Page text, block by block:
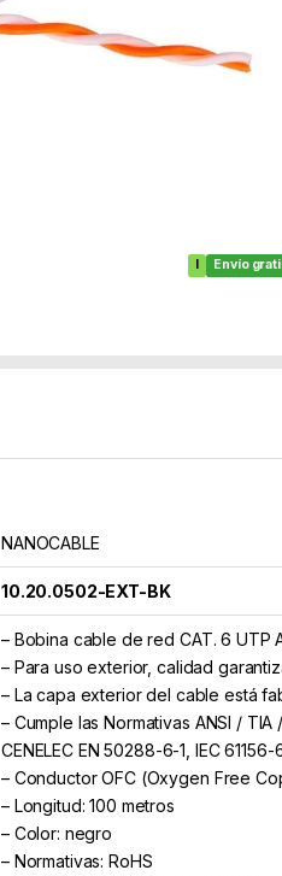
Envío
NANOCABLE
10.20.0502-EXT-BK
– Bobina cable de red CAT. 6 UTP
– Para uso exterior, calidad
– La capa exterior del cable está
– Cumple las Normativas ANSI / TIA /
CENELEC EN 50288-6-1, IEC
– Conductor OFC (Oxygen Free
– Longitud: 100 metros
– Color: negro
– Normativas: RoHS